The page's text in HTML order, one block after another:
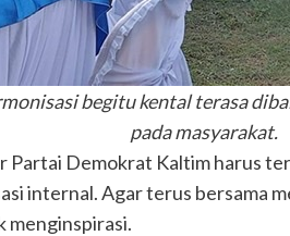
begitu kental terasa
pada masyarakat.
Partai Demokrat Kaltim harus
internal. Agar terus bersama
menginspirasi.